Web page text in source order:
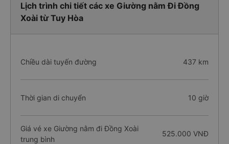
Lịch trình chi tiết các xe Giường nằm Đi Đồng
Xoài từ Tuy Hòa
Chiều dài tuyến đường 437 km
Thời gian di chuyển 10 giờ
Giá vé xe Giường nằm đi Đồng Xoài
trung bình
525.000 VNĐ